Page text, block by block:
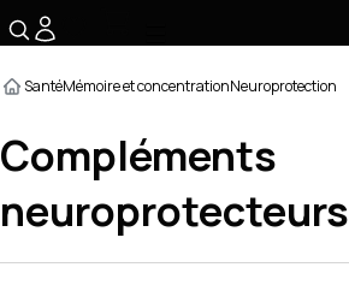
SantéMémoire et concentrationNeuroprotection
Compléments
neuroprotecteurs